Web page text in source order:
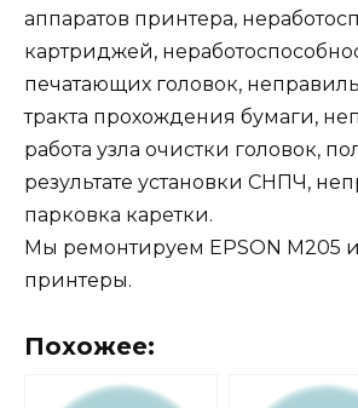
аппаратов принтера,
картриджей,
печатающих головок,
тракта прохождения бумаги,
работа узла очистки головок,
результате установки СНПЧ,
парковка каретки.
Мы ремонтируем EPSON M205
принтеры.
Похожее: